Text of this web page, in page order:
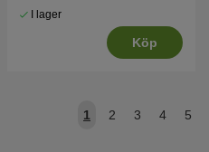
I lager
Köp
1 2 3 4 5